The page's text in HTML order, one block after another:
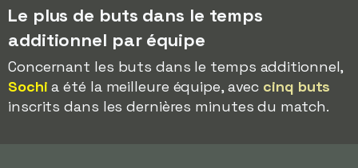
Le plus de buts dans le temps
additionnel par équipe
Concernant les buts dans le temps additionnel,
Sochi a été la meilleure équipe, avec cinq buts
inscrits dans les dernières minutes du match.